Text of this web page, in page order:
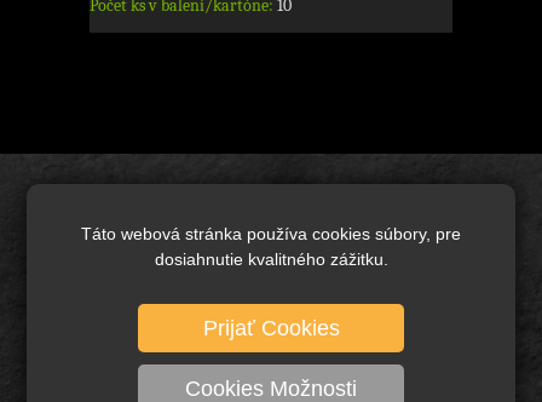
Táto webová stránka používa cookies súbory, pre
dosiahnutie kvalitného zážitku.
Prijať Cookies
Cookies Možnosti
Počet ks v balení/kartóne: 10
Brusivo základné
Diamantové brusivo
Technické kefy a pílové kotúče
Rezné nástroje, vrtáky a frézy